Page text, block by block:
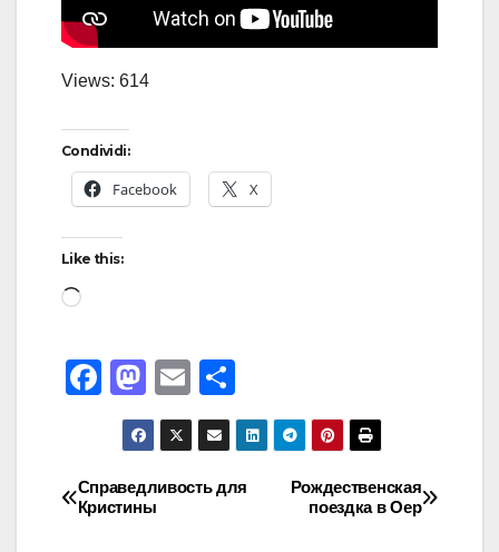
Views: 614
Condividi:
Facebook X
Like this:
F
e
b
M
a
st
o
d
E
m
ail
h
ar
e
Рождественская
поездка в Оер
Справедливость для
Кристины